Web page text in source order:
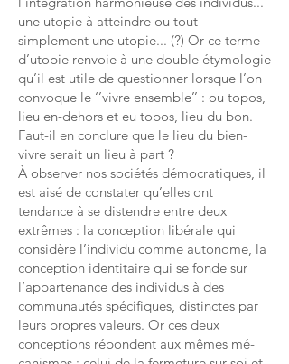
une utopie à atteindre ou tout
simplement une utopie... (?) Or ce terme
d’utopie renvoie à une double étymologie
qu’il est utile de questionner lorsque l’on
convoque le ‘’vivre ensemble’’ : ou topos,
lieu en-dehors et eu topos, lieu du bon.
Faut-il en conclure que le lieu du bien-
vivre serait un lieu à part ?
À observer nos sociétés démocratiques, il
est aisé de constater qu’elles ont
tendance à se distendre entre deux
extrêmes : la conception libérale qui
considère l’individu comme autonome, la
conception identitaire qui se fonde sur
l’appartenance des individus à des
communautés spécifiques, distinctes par
leurs propres valeurs. Or ces deux
conceptions répondent aux mêmes mé-